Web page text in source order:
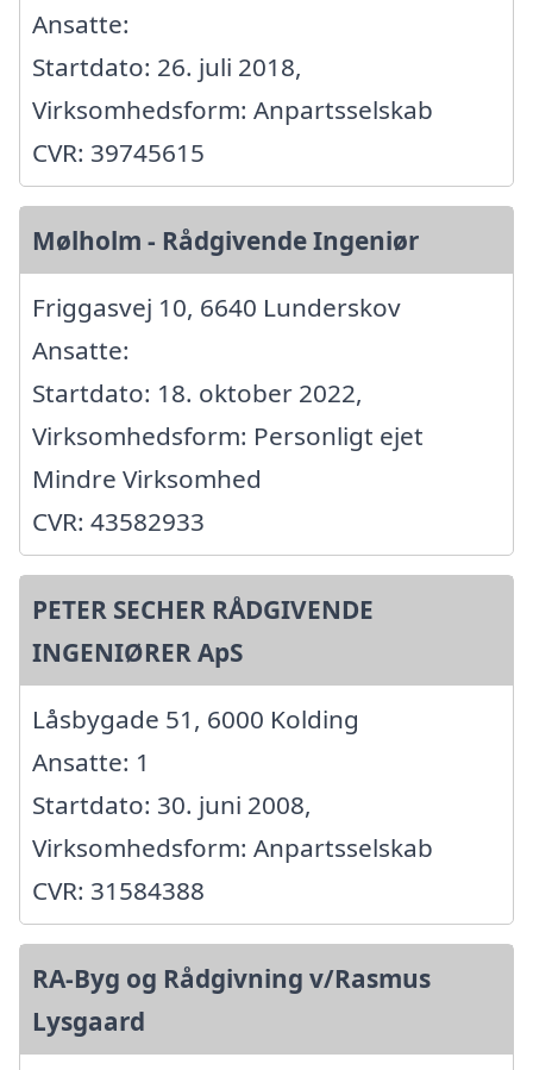
Ansatte:
Startdato: 26. juli 2018,
Virksomhedsform: Anpartsselskab
CVR: 39745615
Mølholm - Rådgivende Ingeniør
Friggasvej 10, 6640 Lunderskov
Ansatte:
Startdato: 18. oktober 2022,
Virksomhedsform: Personligt ejet
Mindre Virksomhed
CVR: 43582933
PETER SECHER RÅDGIVENDE
INGENIØRER ApS
Låsbygade 51, 6000 Kolding
Ansatte: 1
Startdato: 30. juni 2008,
Virksomhedsform: Anpartsselskab
CVR: 31584388
RA-Byg og Rådgivning v/Rasmus
Lysgaard